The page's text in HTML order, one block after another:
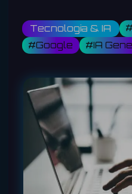
Tecnologia & IA
#Google
#IA